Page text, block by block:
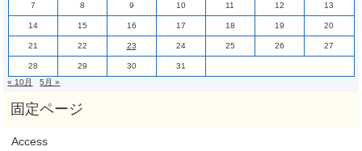
7 8 9 10 11 12 13
14 15 16 17 18 19 20
21 22 23 24 25 26 27
28 29 30
31
« 10月
5月 »
Access